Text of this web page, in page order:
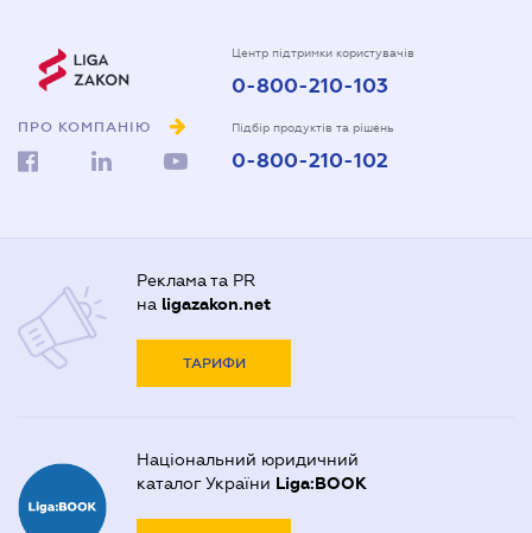
ПРО КОМПАНІЮ
Центр підтримки користувачів
0-800-210-103
Підбір продуктів та рішень
0-800-210-102
Реклама та PR
на ligazakon.net
ТАРИФИ
Національний юридичний
каталог України Liga:BOOK